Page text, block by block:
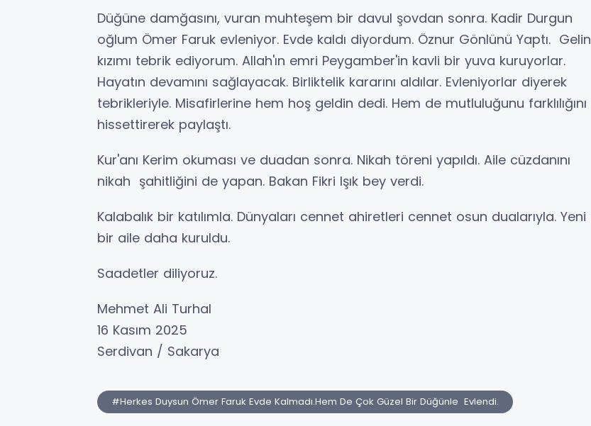
Düğüne damğasını, vuran muhteşem bir davul şovdan sonra. Kadir Durgun
oğlum Ömer Faruk evleniyor. Evde kaldı diyordum. Öznur Gönlünü Yaptı. Gelin
kızımı tebrik ediyorum. Allah'ın emri Peygamber'in kavli bir yuva kuruyorlar.
Hayatın devamını sağlayacak. Birliktelik kararını aldılar. Evleniyorlar diyerek
tebrikleriyle. Misafirlerine hem hoş geldin dedi. Hem de mutluluğunu farklılığını
hissettirerek paylaştı.
Kur'anı Kerim okuması ve duadan sonra. Nikah töreni yapıldı. Aile cüzdanını
nikah şahitliğini de yapan. Bakan Fikri Işık bey verdi.
Kalabalık bir katılımla. Dünyaları cennet ahiretleri cennet osun dualarıyla. Yeni
bir aile daha kuruldu.
Saadetler diliyoruz.
Mehmet Ali Turhal
16 Kasım 2025
Serdivan / Sakarya
#Herkes Duysun Ömer Faruk Evde Kalmadı.Hem De Çok Güzel Bir Düğünle Evlendi.